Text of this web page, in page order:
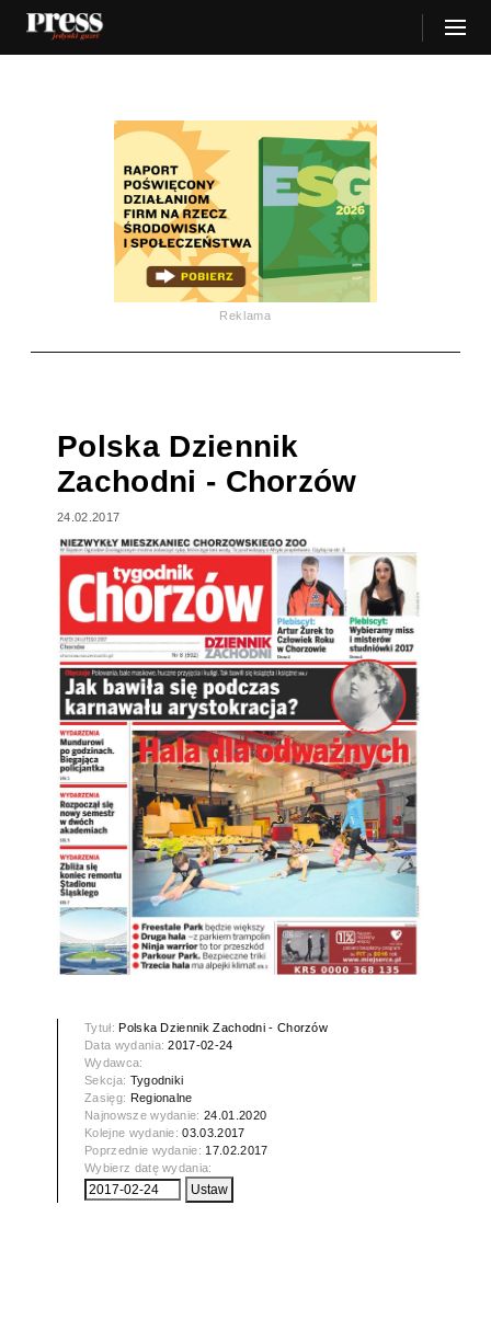
Reklama
Polska Dziennik
Zachodni - Chorzów
24.02.2017
Tytuł:Polska Dziennik Zachodni - Chorzów
Data wydania:2017-02-24
Wydawca:
Sekcja: Tygodniki
Zasięg: Regionalne
Najnowsze wydanie:24.01.2020
Kolejne wydanie:03.03.2017
Poprzednie wydanie: 17.02.2017
Wybierz datę wydania: